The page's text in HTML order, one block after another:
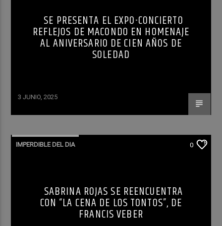
SE PRESENTA EL EXPO-CONCIERTO
REFLEJOS DE MACONDO EN HOMENAJE
AL ANIVERSARIO DE CIEN AÑOS DE
SOLEDAD
3 JUNIO, 2025
IMPERDIBLE DEL DIA 0
SABRINA ROJAS SE REENCUENTRA
CON “LA CENA DE LOS TONTOS”, DE
FRANCIS VEBER